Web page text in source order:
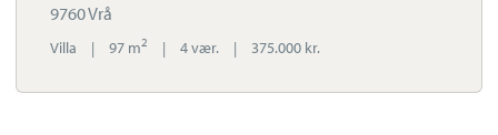
9760 Vrå
Villa | 97 m2 | 4 vær. | 375.000 kr.